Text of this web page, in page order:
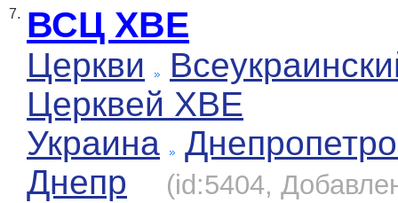
7. ВСЦ ХВЕ
Церкви
Церквей ХВЕ
Украина
Днепр
(id:5404,